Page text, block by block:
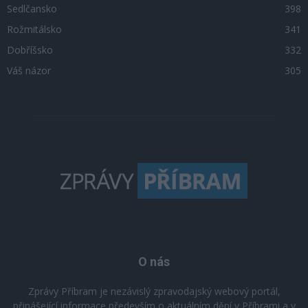
Sedlčansko
398
Rožmitálsko
341
Dobříšsko
332
Váš názor
305
O nás
Zprávy Příbram je nezávislý zpravodajský webový portál,